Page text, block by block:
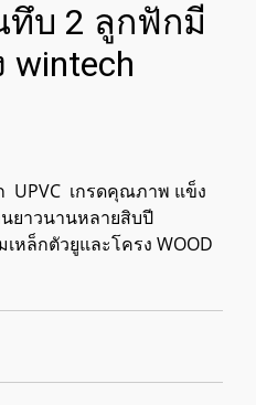
บ 2 ลูกฟักมี
UPVC เกรดคุณภาพ แข็ง
ยาวนานหลายสิบปี
หล็กตัวยูและโครง WOOD